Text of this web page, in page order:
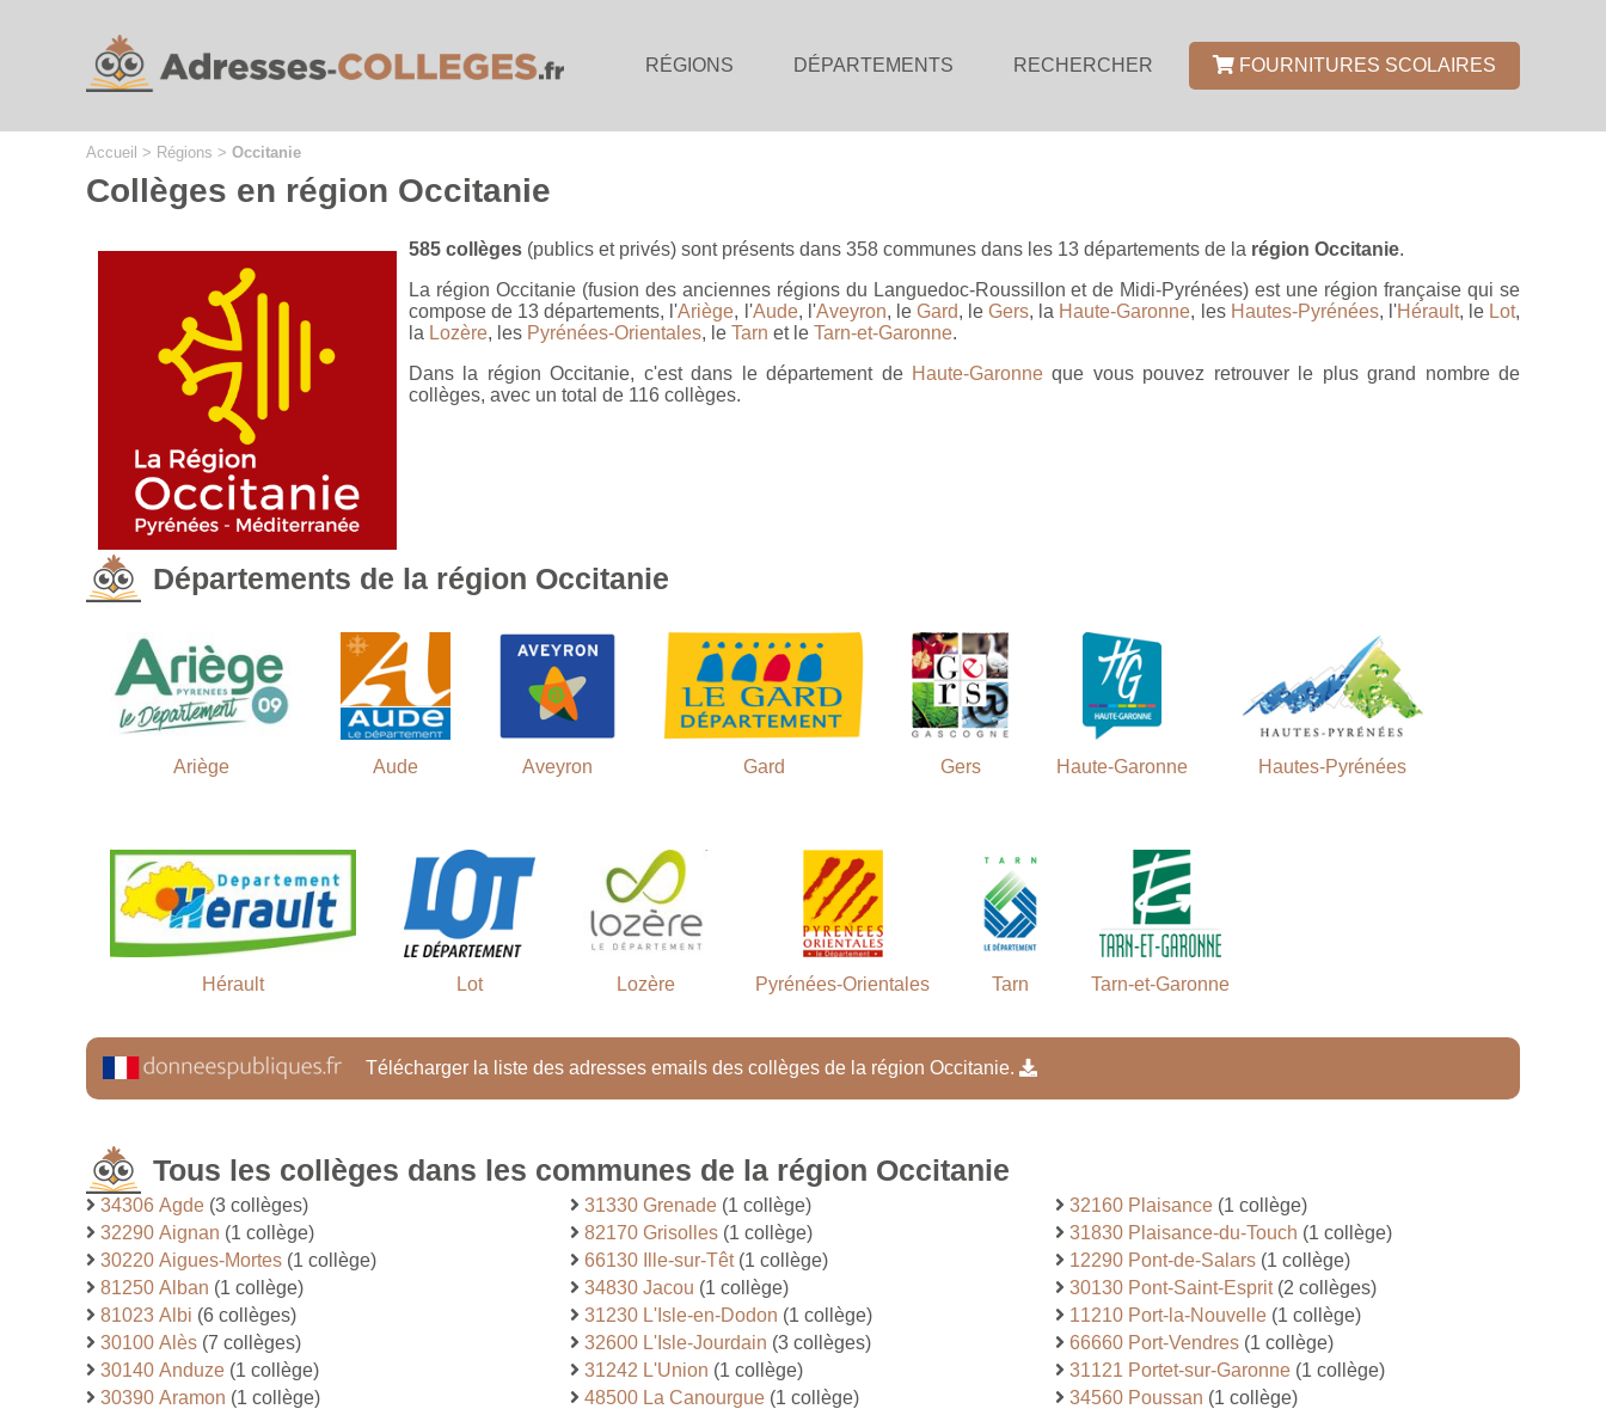
RÉGIONS DÉPARTEMENTS RECHERCHER FOURNITURES SCOLAIRES
Accueil > Régions > Occitanie
Collèges en région Occitanie
585 collèges (publics et privés) sont présents dans 358 communes dans les 13 départements de la région Occitanie.
La région Occitanie (fusion des anciennes régions du Languedoc-Roussillon et de Midi-Pyrénées) est une région française qui se
compose de 13 départements, l'Ariège, l'Aude, l'Aveyron, le Gard, leGers, la Haute-Garonne, les Hautes-Pyrénées, l'Hérault, le Lot,
la Lozère, les Pyrénées-Orientales, le Tarn et le Tarn-et-Garonne.
Dans la région Occitanie, c'est dans le département de Haute-Garonne que vous pouvez retrouver le plus grand nombre de
collèges, avec un total de 116 collèges.
Départements de la région Occitanie
Ariège Aude Aveyron Gard Gers Haute-Garonne Hautes-Pyrénées
Hérault Lot Lozère Pyrénées-Orientales Tarn Tarn-et-Garonne
Télécharger la liste des adresses emails des collèges de la région Occitanie.
Tous les collèges dans les communes de la région Occitanie
34306 Agde (3 collèges)
32290 Aignan (1 collège)
30220 Aigues-Mortes (1 collège)
81250 Alban (1 collège)
81023 Albi (6 collèges)
30100 Alès (7 collèges)
30140 Anduze (1 collège)
30390 Aramon (1 collège)
31330 Grenade (1 collège)
82170 Grisolles (1 collège)
66130 Ille-sur-Têt(1 collège)
34830 Jacou (1 collège)
31230 L'Isle-en-Dodon (1 collège)
32600 L'Isle-Jourdain (3 collèges)
31242 L'Union (1 collège)
48500 La Canourgue (1 collège)
32160 Plaisance(1 collège)
31830 Plaisance-du-Touch (1 collège)
12290 Pont-de-Salars(1 collège)
30130 Pont-Saint-Esprit(2 collèges)
11210 Port-la-Nouvelle(1 collège)
66660 Port-Vendres(1 collège)
31121 Portet-sur-Garonne(1 collège)
34560 Poussan (1 collège)